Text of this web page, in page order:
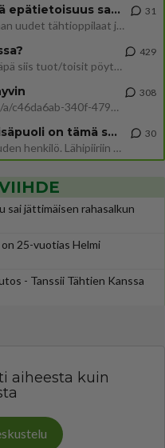
Uuden TTK-juontajan ympärillä epätietoisuus sakenee - Nyt MTV hämmentää soppaa
TTK tulee taas tänä syksynä. Ohjelman uudet tähtioppilaat julkistetaan torstaina 6. elokuuta klo 14 alkavassa lehdistö
31
Siinäpä se kysymys on otsikossa. Mitäpä siis tuot/toisit pöytään parisuhteessa? Oletko mies vai nainen? Koetko sen mitä
429
https://www.iltalehti.fi/viihdeuutiset/a/c46da6ab-340f-4790-aaa7-0865eed2336 Yrityksen konkurssihakemus on tullut kärä
308
Tiesitkö? Martina Aitolehden isäpuoli on tämä suosittu laulaja
Martina Aitolehti on seurattu julkisuuden henkilö. Lähipiiriin mahtuu muitakin tunnettuja henkilöitä. Tiesitkö, että Ma
30
sai jättimäisen rahasalkun
25-vuotias Helmi
- Tanssii Tähtien Kanssa
aiheesta kuin